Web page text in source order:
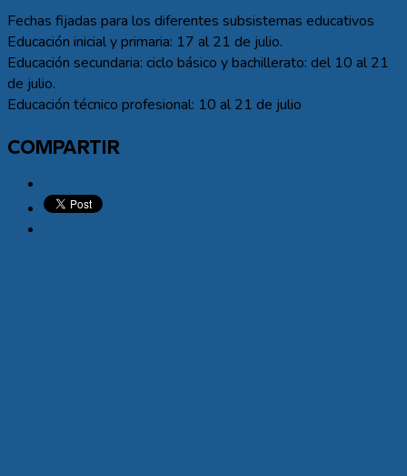
Fechas fijadas para los diferentes subsistemas educativos
Educación inicial y primaria: 17 al 21 de julio.
Educación secundaria: ciclo básico y bachillerato: del 10 al 21
de julio.
Educación técnico profesional: 10 al 21 de julio
COMPARTIR